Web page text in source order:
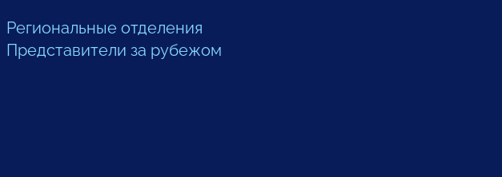
Региональные отделения
Представители за рубежом